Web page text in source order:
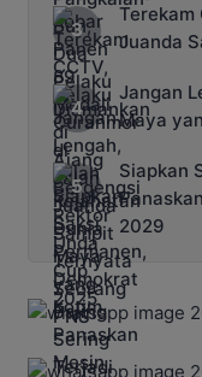
Terekam
Juanda
Jangan
Maya
Siapkan
2029